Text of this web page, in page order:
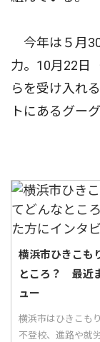
今年は５月
力。10月22日
らを受け入れ
トにあるグー
横浜市ひきこも
ところ？ 最近
ュー
横浜市はひきこも
不登校、進路や就